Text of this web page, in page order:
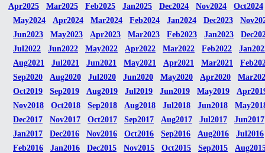
Apr2025 Mar2025 Feb2025 Jan2025 Dec2024 Nov2024
Oct2024
May2024
Apr2024 Mar2024 Feb2024 Jan2024 Dec2023
Jun2023
May2023 Apr2023 Mar2023 Feb2023 Jan2023
Jul2022
Jun2022 May2022 Apr2022 Mar2022 Feb2022
Aug2021
Jul2021 Jun2021 May2021 Apr2021 Mar2021
Sep2020
Aug2020 Jul2020 Jun2020 May2020 Apr2020
Oct2019
Sep2019 Aug2019 Jul2019 Jun2019 May2019
Nov2018
Oct2018 Sep2018 Aug2018 Jul2018 Jun2018
Dec2017
Nov2017 Oct2017 Sep2017 Aug2017 Jul2017
Jun2017
Jan2017
Dec2016 Nov2016 Oct2016 Sep2016 Aug2016
Jul2016
Feb2016
Jan2016 Dec2015 Nov2015 Oct2015 Sep2015